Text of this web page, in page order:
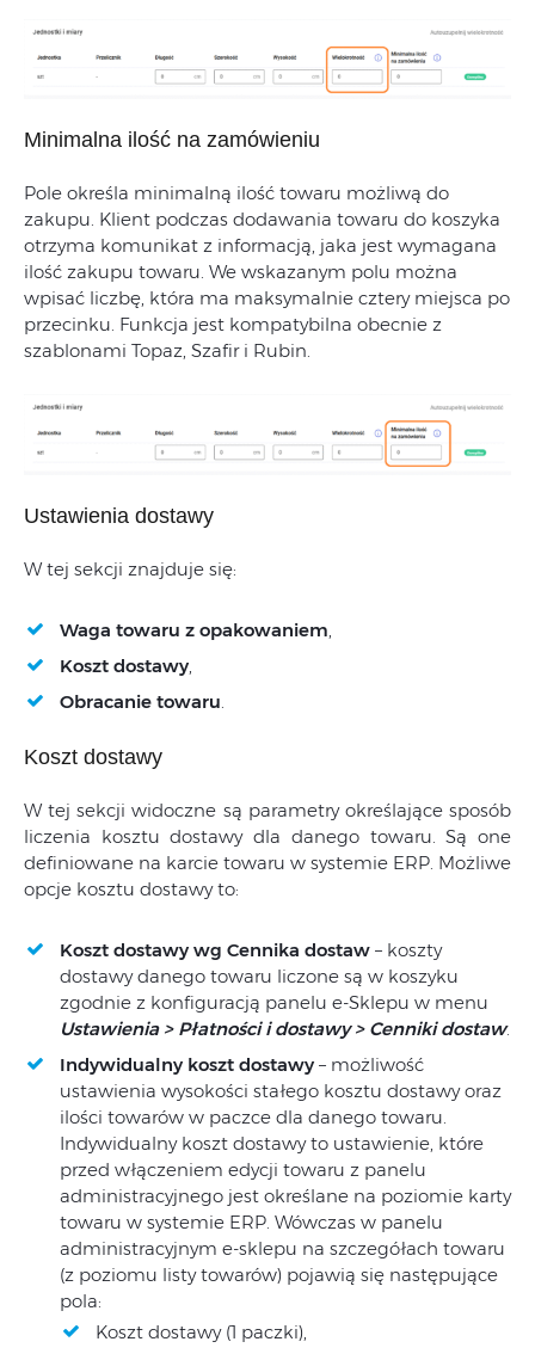
Minimalna ilość na zamówieniu
Pole określa minimalną ilość towaru możliwą do
zakupu. Klient podczas dodawania towaru do koszyka
otrzyma komunikat z informacją, jaka jest wymagana
ilość zakupu towaru. We wskazanym polu można
wpisać liczbę, która ma maksymalnie cztery miejsca po
przecinku. Funkcja jest kompatybilna obecnie z
szablonami Topaz, Szafir i Rubin.
Ustawienia dostawy
W tej sekcji znajduje się:
Waga towaru z opakowaniem
Koszt dostawy
Obracanie towaru
Koszt dostawy
W tej sekcji widoczne są parametry określające sposób
liczenia kosztu dostawy dla danego towaru. Są one
definiowane na karcie towaru w systemie ERP. Możliwe
opcje kosztu dostawy to:
Koszt dostawy wg Cennika dostaw – koszty
dostawy danego towaru liczone są w koszyku
zgodnie z konfiguracją panelu e-Sklepu w menu
Ustawienia > Płatności i dostawy > Cenniki dostaw.
Indywidualny koszt dostawy – możliwość
ustawienia wysokości stałego kosztu dostawy oraz
ilości towarów w paczce dla danego towaru.
Indywidualny koszt dostawy to ustawienie, które
przed włączeniem edycji towaru z panelu
administracyjnego jest określane na poziomie karty
towaru w systemie ERP. Wówczas w panelu
administracyjnym e-sklepu na szczegółach towaru
(z poziomu listy towarów) pojawią się następujące
pola:
Koszt dostawy (1 paczki),